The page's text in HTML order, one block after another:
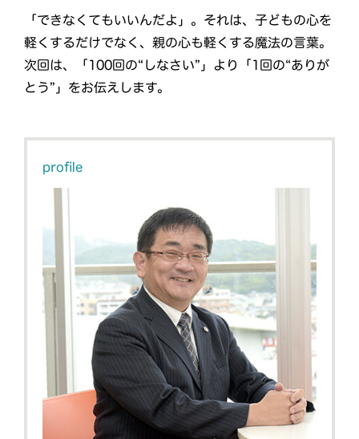
「できなくてもいいんだよ」。それは、子どもの心を
軽くするだけでなく、親の心も軽くする魔法の言葉。
次回は、「100回の“しなさい”」より「1回の“ありが
とう”」をお伝えします。
profile